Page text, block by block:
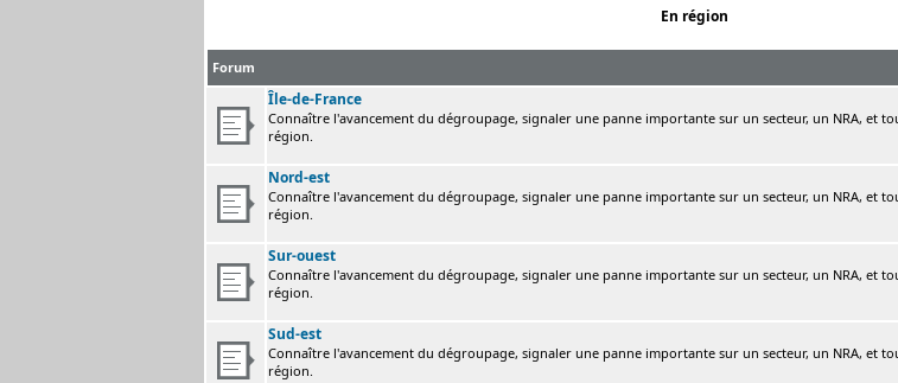
En région
Forum
Île-de-France
Connaître l'avancement du dégroupage, signaler une panne importante sur un secteur, un NRA, et
région.
Nord-est
Connaître l'avancement du dégroupage, signaler une panne importante sur un secteur, un NRA, et
région.
Sur-ouest
Connaître l'avancement du dégroupage, signaler une panne importante sur un secteur, un NRA, et
région.
Sud-est
Connaître l'avancement du dégroupage, signaler une panne importante sur un secteur, un NRA, et
région.